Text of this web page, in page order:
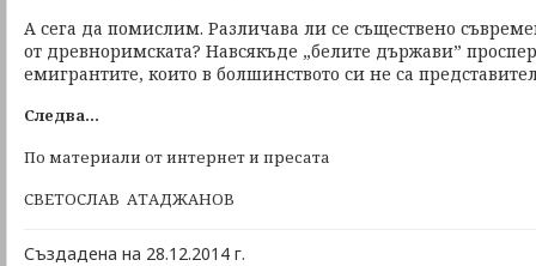
А сега да помислим. Различава ли се съществено
от древноримската? Навсякъде „белите държави”
емигрантите, които в болшинството си не са
Следва...
По материали от интернет и пресата
СВЕТОСЛАВ АТАДЖАНОВ
Създадена на 28.12.2014 г.